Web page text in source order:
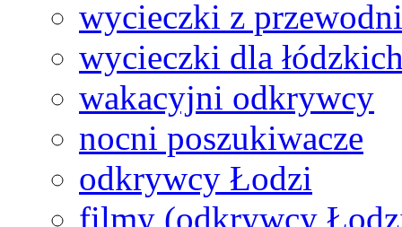
wycieczki z
wycieczki dla
wakacyjni odkrywcy
nocni poszukiwacze
odkrywcy Łodzi
filmy (odkrywcy